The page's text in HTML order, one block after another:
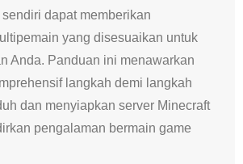
dapat memberikan
yang disesuaikan untuk
Anda. Panduan ini menawarkan
langkah demi langkah
dan menyiapkan server Minecraft
pengalaman bermain game